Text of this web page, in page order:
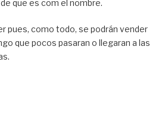
que es com el nombre.
pues, como todo, se podrán vender
que pocos pasaran o llegaran a las